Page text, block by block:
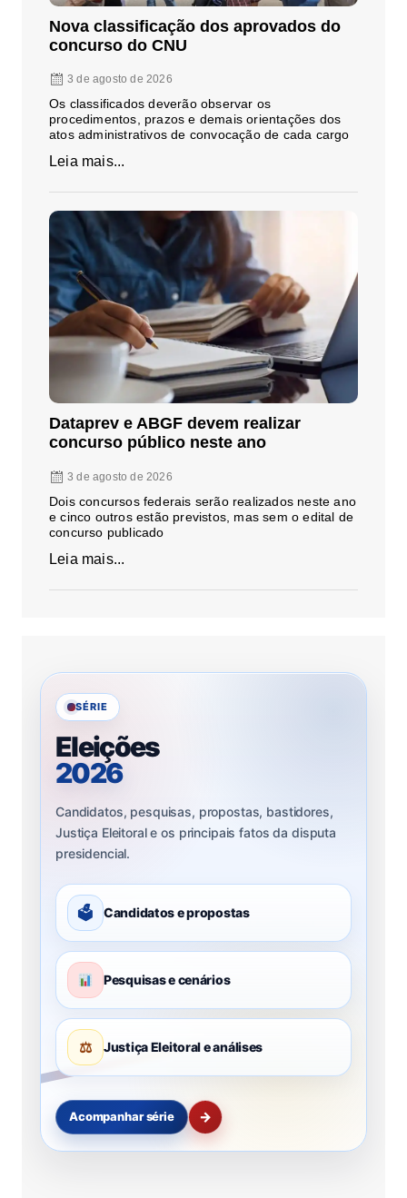
Nova classificação dos aprovados do
concurso do CNU
3 de agosto de 2026
Os classificados deverão observar os
procedimentos, prazos e demais orientações dos
atos administrativos de convocação de cada cargo
Leia mais...
Dataprev e ABGF devem realizar
concurso público neste ano
3 de agosto de 2026
Dois concursos federais serão realizados neste ano
e cinco outros estão previstos, mas sem o edital de
concurso publicado
Leia mais...
SÉRIE
Eleições
2026
Candidatos, pesquisas, propostas, bastidores,
Justiça Eleitoral e os principais fatos da disputa
presidencial.
🗳 Candidatos e propostas
Pesquisas e cenários
⚖ Justiça Eleitoral e análises
Acompanhar série →